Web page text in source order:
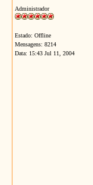
Administrador
Estado: Offline
Mensagens: 8214
Data: 15:43 Jul 11, 2004